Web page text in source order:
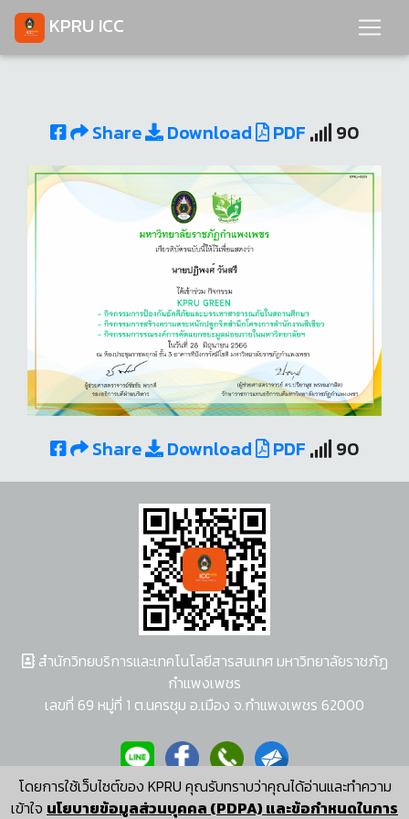
KPRU ICC
Share Download PDF 90
Share Download PDF 90
โดยการใช้เว็บไซต์ของ KPRU คุณรับทราบว่าคุณได้อ่านและทำความ
เข้าใจ นโยบายข้อมูลส่วนบุคคล (PDPA) และข้อกำหนดในการ
สำนักวิทยบริการและเทคโนโลยีสารสนเทศ มหาวิทยาลัยราชภัฏ
กำแพงเพชร
เลขที่ 69 หมู่ที่ 1 ต.นครชุม อ.เมือง จ.กำแพงเพชร 62000
ผู้พัฒนาระบบ อนุชา พวงผกา